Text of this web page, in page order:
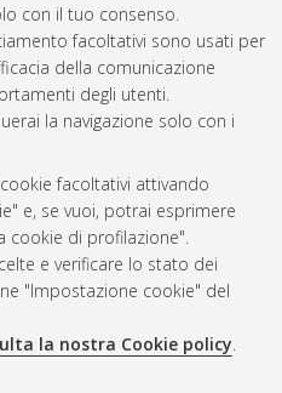
con il tuo consenso.
facoltativi sono usati per
della comunicazione
degli utenti.
la navigazione solo con i
facoltativi attivando
e, se vuoi, potrai esprimere
cookie di profilazione".
e verificare lo stato dei
"Impostazione cookie" del
la nostra Cookie policy.
il Thu Aug 6 20:47:49 2026